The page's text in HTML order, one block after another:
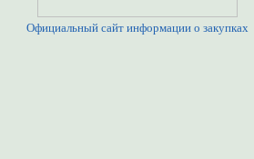
Официальный сайт информации о закупках